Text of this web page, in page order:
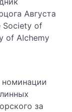
Августа
Society of
of Alchemy
номинации
за